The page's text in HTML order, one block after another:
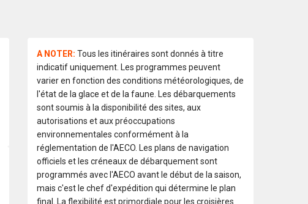
A NOTER: Tous les itinéraires sont donnés à titre
indicatif uniquement. Les programmes peuvent
varier en fonction des conditions météorologiques, de
l'état de la glace et de la faune. Les débarquements
sont soumis à la disponibilité des sites, aux
autorisations et aux préoccupations
environnementales conformément à la
réglementation de l'AECO. Les plans de navigation
officiels et les créneaux de débarquement sont
programmés avec l'AECO avant le début de la saison,
mais c'est le chef d'expédition qui détermine le plan
final. La flexibilité est primordiale pour les croisières